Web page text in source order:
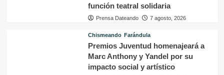
función teatral solidaria
Prensa Dateando 7 agosto, 2026
Chismeando Farándula
Premios Juventud homenajeará a
Marc Anthony y Yandel por su
impacto social y artístico